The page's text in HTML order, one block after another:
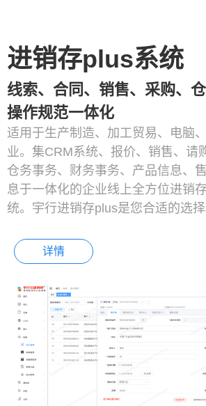
进销存plus系统
线索、合同、销售、采购、
操作规范一体化
适用于生产制造、加工贸易、电脑
业。集CRM系统、报价、销售、请
仓务事务、财务事务、产品信息、
息于一体化的企业线上全方位进销
统。宇行进销存plus是您合适的选择
详情